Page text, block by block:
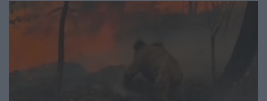
μητέρα του στις πυρκαγιές, να αγκαλιάζει ένα γκρίζο
λούτρινο αρκουδάκι, νομίζοντας πως είναι οικογένειά